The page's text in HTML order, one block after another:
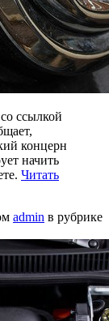
ссылкой
концерн
начить
Читать
admin в рубрике